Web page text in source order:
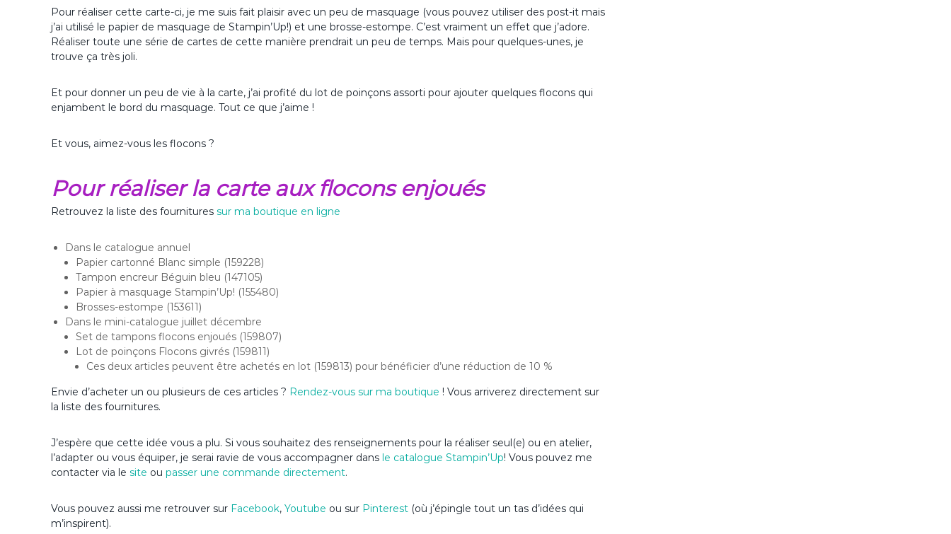
Pour réaliser cette carte-ci, je me suis fait plaisir avec un peu de masquage (vous pouvez utiliser des post-it mais
j’ai utilisé le papier de masquage de Stampin’Up!) et une brosse-estompe. C’est vraiment un effet que j’adore.
Réaliser toute une série de cartes de cette manière prendrait un peu de temps. Mais pour quelques-unes, je
trouve ça très joli.
Et pour donner un peu de vie à la carte, j’ai profité du lot de poinçons assorti pour ajouter quelques flocons qui
enjambent le bord du masquage. Tout ce que j’aime !
Et vous, aimez-vous les flocons ?
Pour réaliser la carte aux flocons enjoués
Retrouvez la liste des fournitures sur ma boutique en ligne
Dans le catalogue annuel
Papier cartonné Blanc simple (159228)
Tampon encreur Béguin bleu (147105)
Papier à masquage Stampin’Up! (155480)
Brosses-estompe (153611)
Dans le mini-catalogue juillet décembre
Set de tampons flocons enjoués (159807)
Lot de poinçons Flocons givrés (159811)
Ces deux articles peuvent être achetés en lot (159813) pour bénéficier d’une réduction de 10 %
Envie d’acheter un ou plusieurs de ces articles ? Rendez-vous sur ma boutique ! Vous arriverez directement sur
la liste des fournitures.
J’espère que cette idée vous a plu. Si vous souhaitez des renseignements pour la réaliser seul(e) ou en atelier,
l’adapter ou vous équiper, je serai ravie de vous accompagner dans le catalogue Stampin’Up! Vous pouvez me
contacter via le site ou passer une commande directement.
Vous pouvez aussi me retrouver sur Facebook, Youtube ou sur Pinterest (où j’épingle tout un tas d’idées qui
m’inspirent).